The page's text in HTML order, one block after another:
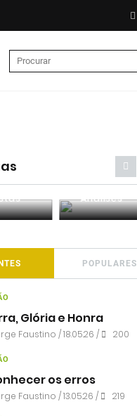
Análises
POPULARES
Glória e Honra
Faustino / 18.05.26 / 200
os erros
Faustino / 13.05.26 / 219